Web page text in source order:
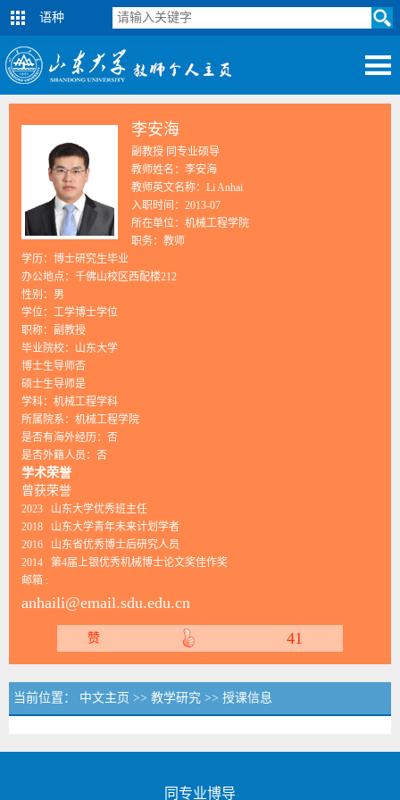
语种
李安海
副教授 同专业硕导
教师姓名：李安海
教师英文名称：Li Anhai
入职时间：2013-07
所在单位：机械工程学院
职务：教师
学历：博士研究生毕业
办公地点：千佛山校区西配楼212
性别：男
学位：工学博士学位
职称：副教授
毕业院校：山东大学
博士生导师否
硕士生导师是
学科：机械工程学科
所属院系：机械工程学院
是否有海外经历：否
是否外籍人员：否
学术荣誉
曾获荣誉
2023 山东大学优秀班主任
2018 山东大学青年未来计划学者
2016 山东省优秀博士后研究人员
2014 第4届上银优秀机械博士论文奖佳作奖
邮箱 :
anhaili@email.sdu.edu.cn
赞 41
当前位置： 中文主页 >> 教学研究 >> 授课信息
同专业博导